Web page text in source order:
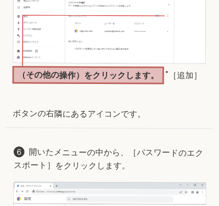
（その他の操作）をクリックします。 * ［追加］
ボタンの右隣にあるアイコンです。
開いたメニューの中から、［パスワードのエク
スポート］をクリックします。